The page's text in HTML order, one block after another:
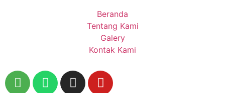
Beranda
Tentang Kami
Galery
Kontak Kami